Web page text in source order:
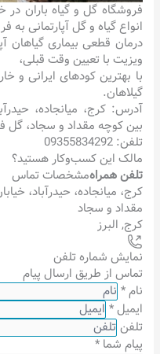
فروشگاه گل و گیاه باران
انواع گیاه و گل آپارتمانی
درمان قطعی بیماری گیاهان
ویزیت با تعیین وقت قبلی،
با بهترین کودهای ایرانی و
گیلاهان.
آدرس: کرج، میانجاده،
بین کوچه مقداد و سجاد، گل
تلفن: 09355834292
مالک این کسب‌وکار هستید؟
تلفن همراهمشخصات تماس
کرج، میانجاده، حیدرآباد،
مقداد و سجاد
کرج, البرز
نمایش شماره تلفن
تماس از طریق ارسال پیام
نام*
ایمیل*
تلفن
پیام شما*